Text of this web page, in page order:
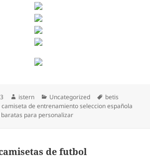
Autor
istern Categorías
Uncategorized Etiquetas
betis
camiseta de entrenamiento seleccion española
para personalizar
de futbol